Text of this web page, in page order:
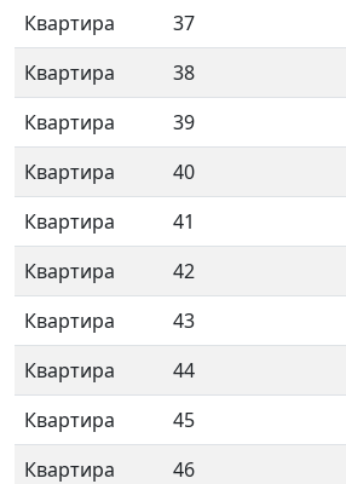
Квартира
37
Квартира
38
Квартира
39
Квартира
40
Квартира
41
Квартира
42
Квартира
43
Квартира
44
Квартира
45
Квартира
46